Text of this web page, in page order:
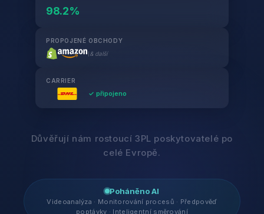
98.2%
PROPOJENÉ OBCHODY
\& další
CARRIER
✓ připojeno
Důvěřují nám rostoucí 3PL poskytovatelé po
celé Evropě.
Poháněno AI
Videoanalýza · Monitorování procesů · Předpověď
poptávky · Inteligentní směrování